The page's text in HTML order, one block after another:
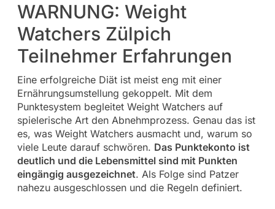
WARNUNG: Weight
Watchers Zülpich
Teilnehmer Erfahrungen
Eine erfolgreiche Diät ist meist eng mit einer
Ernährungsumstellung gekoppelt. Mit dem
Punktesystem begleitet Weight Watchers auf
spielerische Art den Abnehmprozess. Genau das ist
es, was Weight Watchers ausmacht und, warum so
viele Leute darauf schwören. Das Punktekonto ist
deutlich und die Lebensmittel sind mit Punkten
eingängig ausgezeichnet. Als Folge sind Patzer
nahezu ausgeschlossen und die Regeln definiert.